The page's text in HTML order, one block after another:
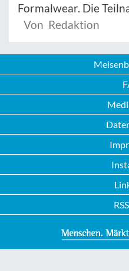
Formalwear. Die
Von Redaktion